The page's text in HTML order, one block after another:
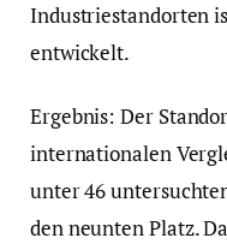
Industriestandorten
entwickelt.
Ergebnis: Der
internationalen
unter 46
den neunten Platz.